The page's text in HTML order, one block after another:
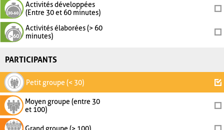
Activités développées
(Entre 30 et 60 minutes)
Activités élaborées (> 60
minutes)
PARTICIPANTS
Petit groupe (< 30)
Moyen groupe (entre 30
et 100)
Grand groupe (> 100)